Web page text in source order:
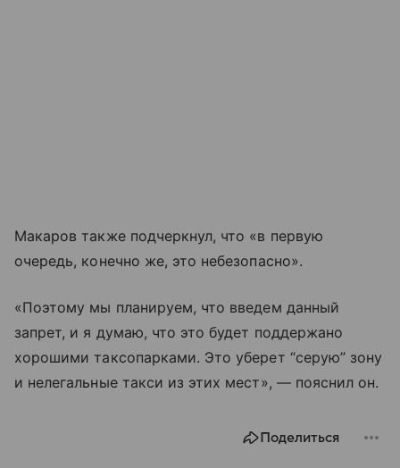
Макаров также подчеркнул, что «в первую
очередь, конечно же, это небезопасно».
«Поэтому мы планируем, что введем данный
запрет, и я думаю, что это будет поддержано
хорошими таксопарками. Это уберет “серую” зону
и нелегальные такси из этих мест», — пояснил он.
Поделиться